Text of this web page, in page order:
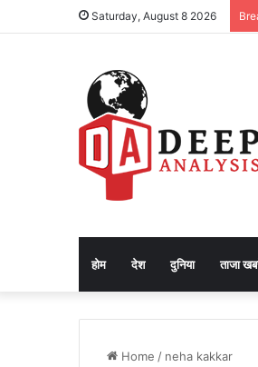
Saturday, August 8 2026
होम देश दुनिया ताजा
Home / neha kakkar